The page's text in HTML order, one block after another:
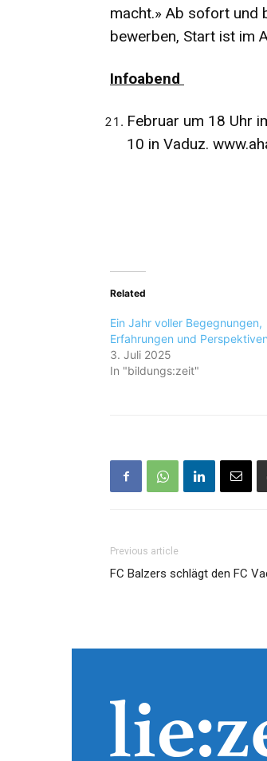
macht.» Ab sofort und
bewerben, Start ist im
Infoabend
Februar um 18 Uhr
10 in Vaduz.
Related
Ein Jahr voller Begegnungen,
Erfahrungen und Perspektiven
3. Juli 2025
In "bildungs:zeit"
Previous article
FC Balzers schlägt den FC